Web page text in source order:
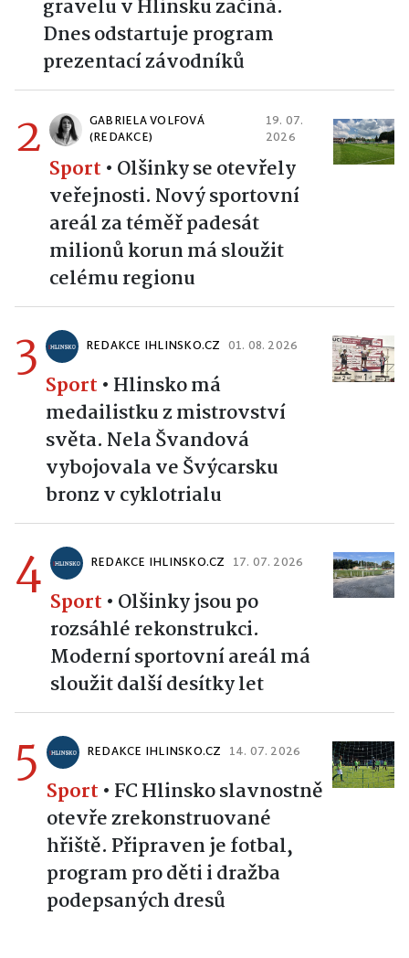
gravelu v Hlinsku začíná.
Dnes odstartuje program
prezentací závodníků
2
GABRIELA VOLFOVÁ
(REDAKCE)
19. 07.
2026
Sport • Olšinky se otevřely
veřejnosti. Nový sportovní
areál za téměř padesát
milionů korun má sloužit
celému regionu
3 REDAKCE IHLINSKO.CZ 01. 08. 2026
Sport • Hlinsko má
medailistku z mistrovství
světa. Nela Švandová
vybojovala ve Švýcarsku
bronz v cyklotrialu
4 REDAKCE IHLINSKO.CZ 17. 07. 2026
Sport • Olšinky jsou po
rozsáhlé rekonstrukci.
Moderní sportovní areál má
sloužit další desítky let
5 REDAKCE IHLINSKO.CZ 14. 07. 2026
Sport • FC Hlinsko slavnostně
otevře zrekonstruované
hřiště. Připraven je fotbal,
program pro děti i dražba
podepsaných dresů